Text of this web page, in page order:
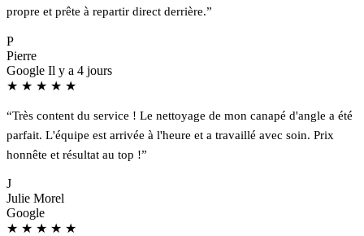
propre et prête à repartir direct derrière.”
P
Pierre
Google Il y a 4 jours
★ ★ ★ ★ ★
“Très content du service ! Le nettoyage de mon canapé d'angle a été
parfait. L'équipe est arrivée à l'heure et a travaillé avec soin. Prix
honnête et résultat au top !”
J
Julie Morel
Google
★ ★ ★ ★ ★